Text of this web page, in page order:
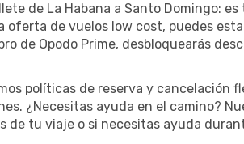
de La Habana a Santo Domingo:
de vuelos low cost, puedes
de Opodo Prime, desbloquearás
políticas de reserva y cancelación
¿Necesitas ayuda en el camino?
de tu viaje o si necesitas ayuda